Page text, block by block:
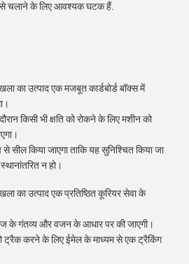
चलाने के लिए आवश्यक घटक हैं.
का उत्पाद एक मजबूत कार्डबोर्ड बॉक्स में
किसी भी क्षति को रोकने के लिए मशीन को
सील किया जाएगा ताकि यह सुनिश्चित किया जा
न हो।
का उत्पाद एक प्रतिष्ठित कूरियर सेवा के
के गंतव्य और वजन के आधार पर की जाएगी।
ट्रैक करने के लिए ईमेल के माध्यम से एक ट्रैकिंग